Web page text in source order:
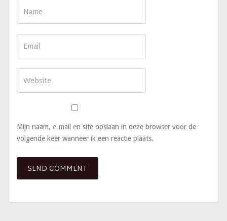
Mijn naam, e-mail en site opslaan in deze browser voor de
volgende keer wanneer ik een reactie plaats.